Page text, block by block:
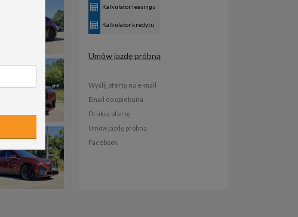
Kalkulator leasingu
Kalkulator kredytu
Umów jazdę próbną
Wyślij ofertę na e-mail
Email do opiekuna
Drukuj ofertę
Umów jazdę próbną
Facebook